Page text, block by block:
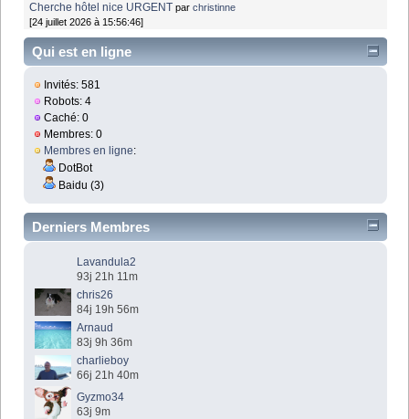
Cherche hôtel nice URGENT parchristinne
[24 juillet 2026 à 15:56:46]
Qui est en ligne
Invités: 581
Robots: 4
Caché: 0
Membres: 0
Membres en ligne:
DotBot
Baidu (3)
Derniers Membres
Lavandula2
93j 21h 11m
chris26
84j 19h 56m
Arnaud
83j 9h 36m
charlieboy
66j 21h 40m
Gyzmo34
63j 9m